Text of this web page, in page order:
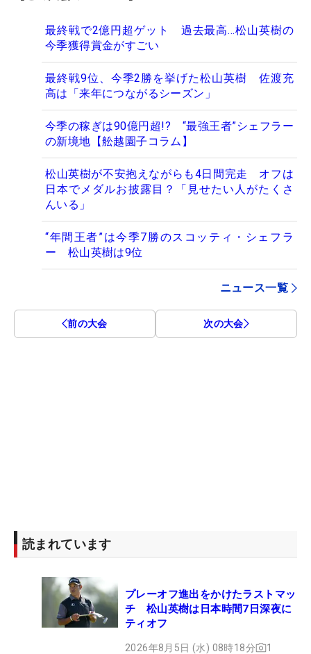
最終戦で2億円超ゲット 過去最高…松山英樹の
今季獲得賞金がすごい
最終戦9位、今季2勝を挙げた松山英樹 佐渡充
高は「来年につながるシーズン」
今季の稼ぎは90億円超!? “最強王者”シェフラー
の新境地【舩越園子コラム】
松山英樹が不安抱えながらも4日間完走 オフは
日本でメダルお披露目？「見せたい人がたくさ
んいる」
“年間王者”は今季7勝のスコッティ・シェフラ
ー 松山英樹は9位
ニュース一覧
前の大会 次の大会
読まれています
プレーオフ進出をかけたラストマッ
チ 松山英樹は日本時間7日深夜に
ティオフ
2026年8月5日 (水) 08時18分 1